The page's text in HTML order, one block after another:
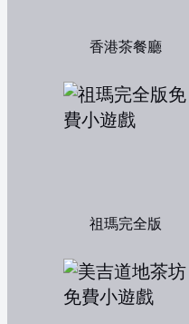
香港茶餐廳
祖瑪完全版